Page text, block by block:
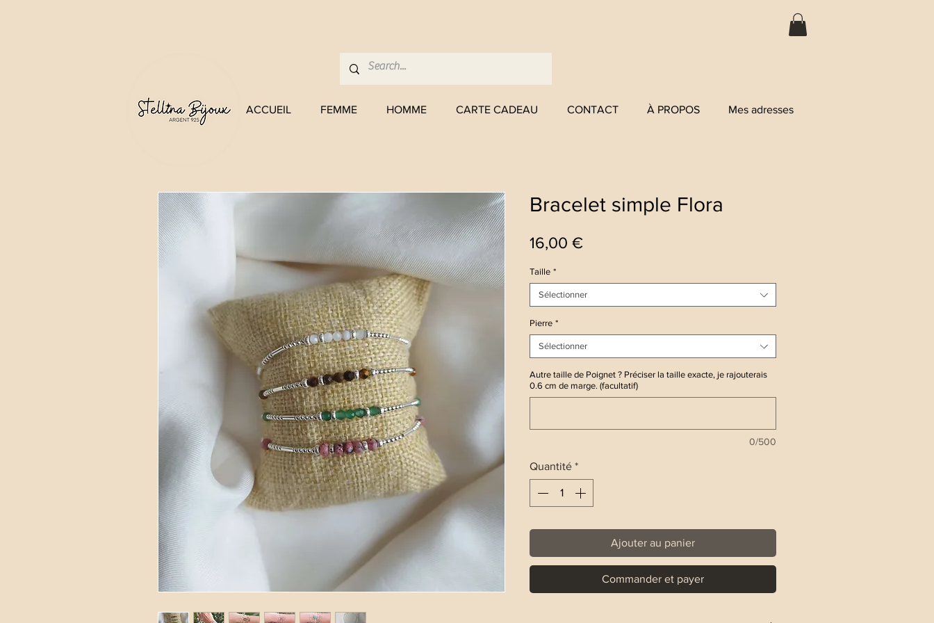
ACCUEIL FEMME HOMME CARTE CADEAU CONTACT À PROPOS Mes adresses
Bracelet simple Flora
16,00 €Prix
Taille *
Sélectionner
Pierre *
Sélectionner
Autre taille de Poignet ? Préciser la taille exacte, je rajouterais
0.6 cm de marge. (facultatif)
0/500
Quantité *
Ajouter au panier
Commander et payer